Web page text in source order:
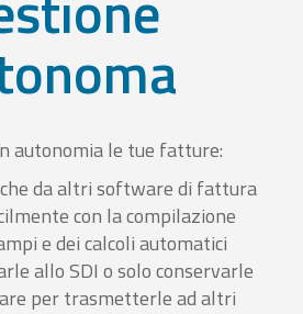
autonomia le tue fatture:
da altri software di fattura
con la compilazione
e dei calcoli automatici
allo SDI o solo conservarle
per trasmetterle ad altri